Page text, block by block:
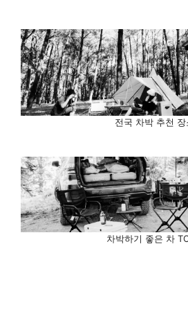
전국 차박 추천 장
차박하기 좋은 차